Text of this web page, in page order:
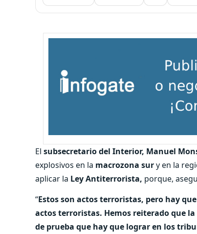
El subsecretario del Interior, Manuel
explosivos en la macrozona sury en la
aplicar la Ley Antiterrorista, porque,
“Estos son actos terroristas, pero hay
actos terroristas. Hemos reiterado que
de prueba que hay que lograr en los